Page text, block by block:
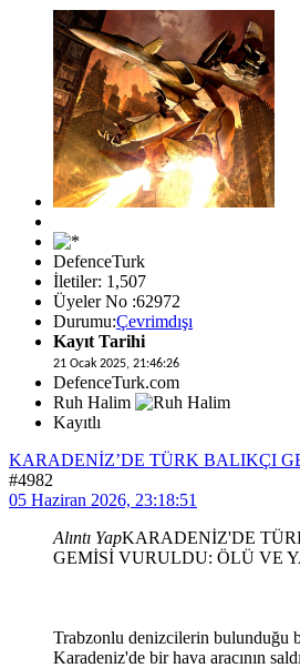
DefenceTurk
İletiler: 1,507
Üyeler No :62972
Durumu:Çevrimdışı
Kayıt Tarihi
21 Ocak 2025, 21:46:26
DefenceTurk.com
Ruh Halim
Kayıtlı
KARADENİZ’DE TÜRK BALIKÇI
#4982
05 Haziran 2026, 23:18:51
Alıntı YapKARADENİZ'DE
GEMİSİ VURULDU: ÖLÜ VE
Trabzonlu denizcilerin bulunduğu
Karadeniz'de bir hava aracının